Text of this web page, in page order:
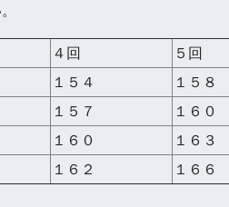
４回 ５回
１５４ １５８
１５７ １６０
１６０ １６３
１６２ １６６